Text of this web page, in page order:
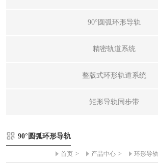
90°圆弧环形导轨
精密轨道系统
整版式环形轨道系统
矩形导轨同步带
90°圆弧环形导轨
首页 > 产品中心 > 环形导轨